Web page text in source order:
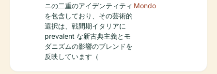
ニの二重のアイデンティティ
を包含しており、その芸術的
選択は、戦間期イタリアに
prevalent な新古典主義とモ
ダニズムの影響のブレンドを
反映しています（
Mondo